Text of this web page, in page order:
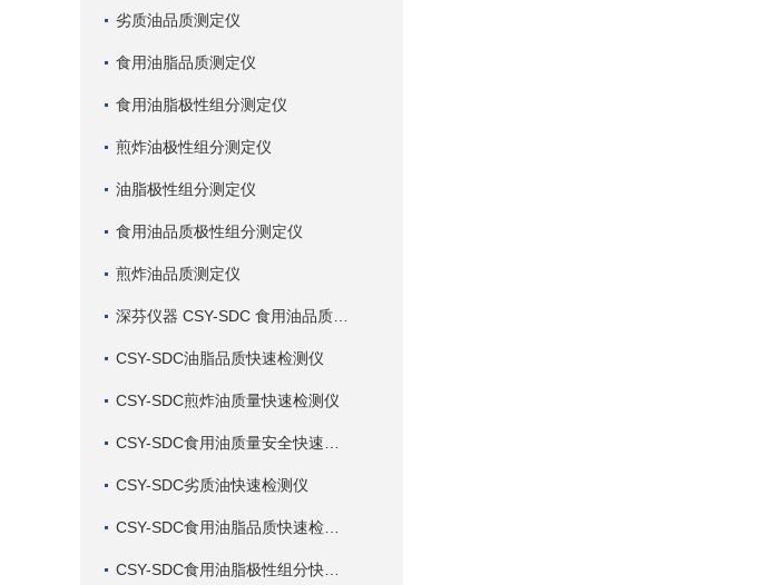
劣质油品质测定仪
食用油脂品质测定仪
食用油脂极性组分测定仪
煎炸油极性组分测定仪
油脂极性组分测定仪
食用油品质极性组分测定仪
煎炸油品质测定仪
CSY-SDC油脂品质快速检测仪
CSY-SDC煎炸油质量快速检测仪
CSY-SDC劣质油快速检测仪